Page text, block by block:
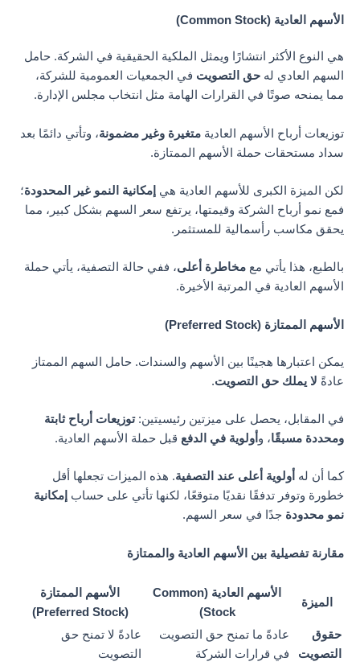
الأسهم العادية (Common Stock)
هي النوع الأكثر انتشارًا ويمثل الملكية الحقيقية في الشركة. حامل
السهم العادي له حق التصويت في الجمعيات العمومية للشركة،
مما يمنحه صوتًا في القرارات الهامة مثل انتخاب مجلس الإدارة.
توزيعات أرباح الأسهم العادية متغيرة وغير مضمونة، وتأتي دائمًا بعد
سداد مستحقات حملة الأسهم الممتازة.
لكن الميزة الكبرى للأسهم العادية هي إمكانية النمو غير المحدودة؛
فمع نمو أرباح الشركة وقيمتها، يرتفع سعر السهم بشكل كبير، مما
يحقق مكاسب رأسمالية للمستثمر.
بالطبع، هذا يأتي مع مخاطرة أعلى، ففي حالة التصفية، يأتي حملة
الأسهم العادية في المرتبة الأخيرة.
الأسهم الممتازة (Preferred Stock)
يمكن اعتبارها هجينًا بين الأسهم والسندات. حامل السهم الممتاز
عادةً لا يملك حق التصويت.
في المقابل، يحصل على ميزتين رئيسيتين:توزيعات أرباح ثابتة
ومحددة مسبقًا، و أولوية في الدفع قبل حملة الأسهم العادية.
كما أن له أولوية أعلى عند التصفية. هذه الميزات تجعلها أقل
خطورة وتوفر تدفقًا نقديًا متوقعًا، لكنها تأتي على حساب إمكانية
نمو محدودة جدًا في سعر السهم.
مقارنة تفصيلية بين الأسهم العادية والممتازة
الميزة
الأسهم العادية (Common
Stock)
الأسهم الممتازة
(Preferred Stock)
حقوق
التصويت
عادةً ما تمنح حق التصويت
في قرارات الشركة
عادةً لا تمنح حق
التصويت